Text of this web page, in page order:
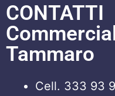
CONTATTI
Tammaro
Cell. 333 93